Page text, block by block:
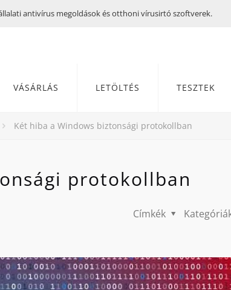
antivírus megoldások és otthoni vírusirtó szoftverek.
VÁSÁRLÁS LETÖLTÉS TESZTEK
Két hiba a Windows biztonsági protokollban
protokollban
Címkék